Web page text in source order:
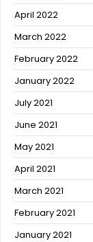
April 2022
March 2022
February 2022
January 2022
July 2021
June 2021
May 2021
April 2021
March 2021
February 2021
January 2021